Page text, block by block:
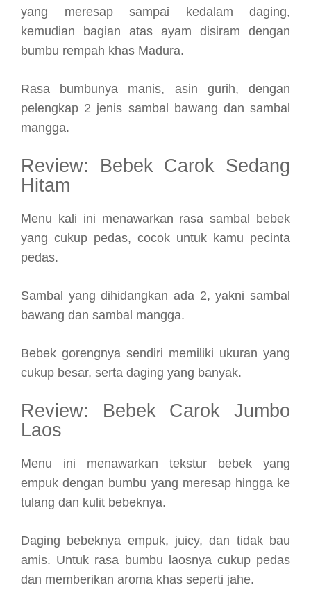
yang meresap sampai kedalam daging,
kemudian bagian atas ayam disiram dengan
bumbu rempah khas Madura.
Rasa bumbunya manis, asin gurih, dengan
pelengkap 2 jenis sambal bawang dan sambal
mangga.
Review: Bebek Carok Sedang
Hitam
Menu kali ini menawarkan rasa sambal bebek
yang cukup pedas, cocok untuk kamu pecinta
pedas.
Sambal yang dihidangkan ada 2, yakni sambal
bawang dan sambal mangga.
Bebek gorengnya sendiri memiliki ukuran yang
cukup besar, serta daging yang banyak.
Review: Bebek Carok Jumbo
Laos
Menu ini menawarkan tekstur bebek yang
empuk dengan bumbu yang meresap hingga ke
tulang dan kulit bebeknya.
Daging bebeknya empuk, juicy, dan tidak bau
amis. Untuk rasa bumbu laosnya cukup pedas
dan memberikan aroma khas seperti jahe.